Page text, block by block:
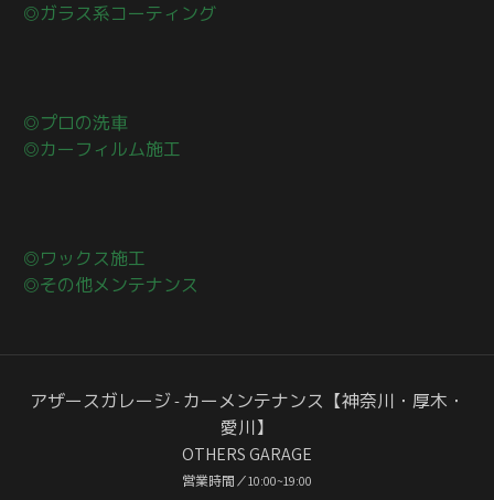
◎ガラス系コーティング
◎プロの洗車
◎カーフィルム施工
◎ワックス施工
◎その他メンテナンス
アザースガレージ - カーメンテナンス【神奈川・厚木・
愛川】
OTHERS GARAGE
営業時間／10:00~19:00